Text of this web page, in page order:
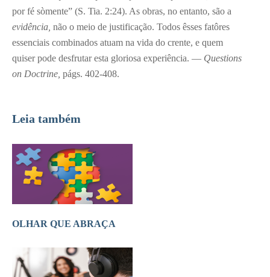
por fé sòmente” (S. Tia. 2:24). As obras, no entanto, são a
evidência, não o meio de justificação. Todos êsses fatôres
essenciais combinados atuam na vida do crente, e quem
quiser pode desfrutar esta gloriosa experiência. — Questions
on Doctrine, págs. 402-408.
Leia também
OLHAR QUE ABRAÇA